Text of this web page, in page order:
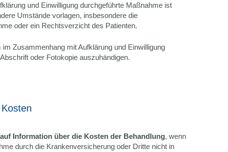
und Einwilligung durchgeführte Maßnahme ist
Umstände vorlagen, insbesondere die
oder ein Rechtsverzicht des Patienten.
Zusammenhang mit Aufklärung und Einwilligung
oder Fotokopie auszuhändigen.
Information über die Kosten der Behandlung, wenn
durch die Krankenversicherung oder Dritte nicht in